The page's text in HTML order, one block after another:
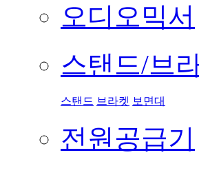
오디오믹서
스탠드/브
스탠드 브라켓 보면대
전원공급기